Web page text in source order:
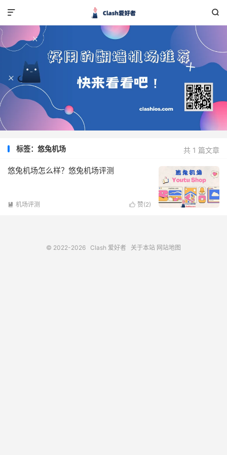


共 1 篇文章
标签：悠兔机场
悠兔机场怎么样？悠兔机场评测
 赞(2)
 机场评测
© 2022-2026 Clash 爱好者 关于本站 网站地图